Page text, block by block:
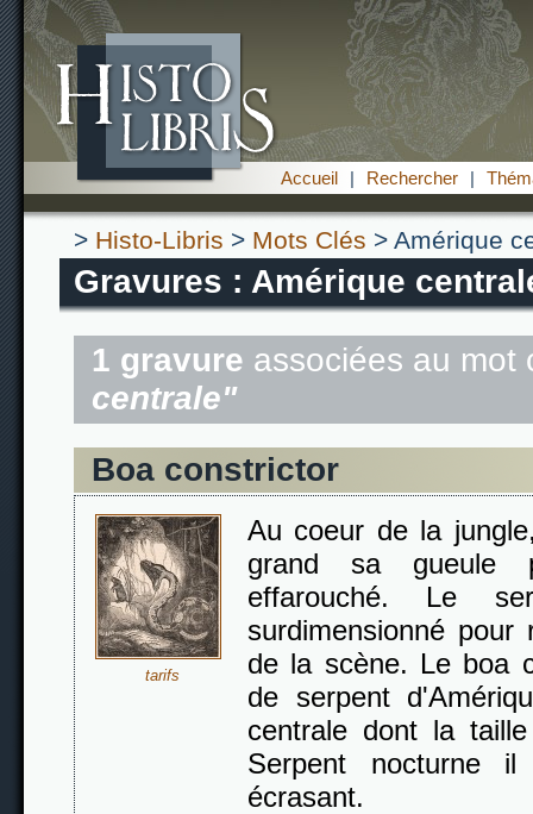
Accueil | Rechercher |
> Histo-Libris > Mots Clés > Amérique
Gravures : Amérique
1 gravure associées au mot
centrale"
Boa constrictor
tarifs
Au coeur de la
grand sa gueule
effarouché. Le
surdimensionné pour
de la scène. Le boa
de serpent
centrale dont la
Serpent nocturne
écrasant.